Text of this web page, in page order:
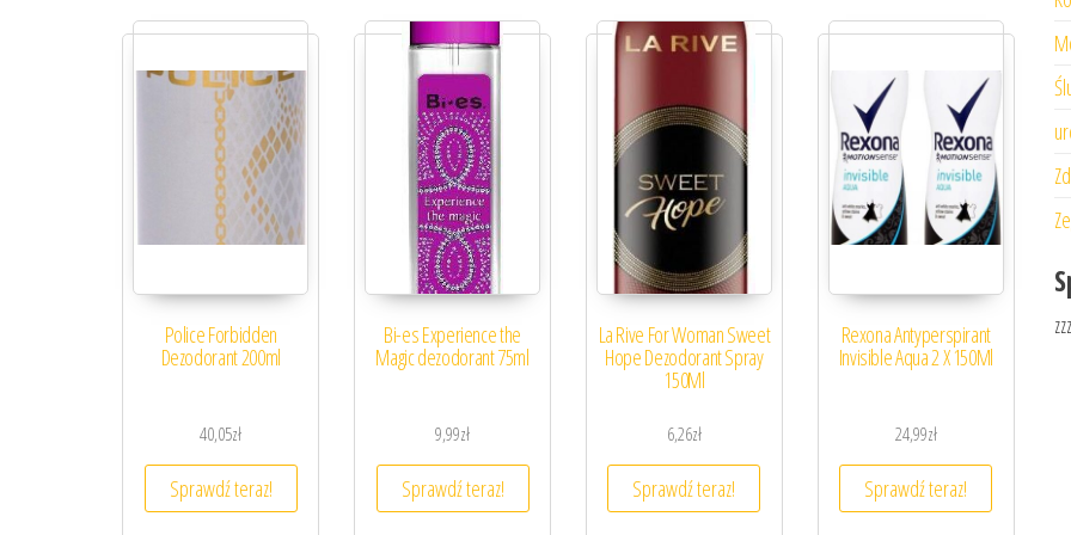
Police Forbidden
Dezodorant 200ml
40,05zł
Sprawdź teraz!
Bi-es Experience the
Magic dezodorant 75ml
9,99zł
Sprawdź teraz!
La Rive For Woman Sweet
Hope Dezodorant Spray
150Ml
6,26zł
Sprawdź teraz!
Rexona Antyperspirant
Invisible Aqua 2 X 150Ml
24,99zł
Sprawdź teraz!